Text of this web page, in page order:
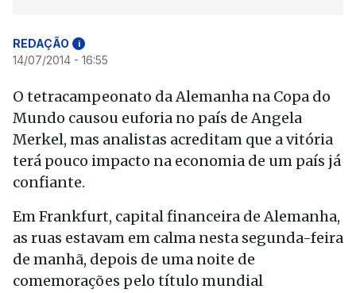
REDAÇÃO i
14/07/2014 - 16:55
O tetracampeonato da Alemanha na Copa do
Mundo causou euforia no país de Angela
Merkel, mas analistas acreditam que a vitória
terá pouco impacto na economia de um país já
confiante.
Em Frankfurt, capital financeira de Alemanha,
as ruas estavam em calma nesta segunda-feira
de manhã, depois de uma noite de
comemorações pelo título mundial